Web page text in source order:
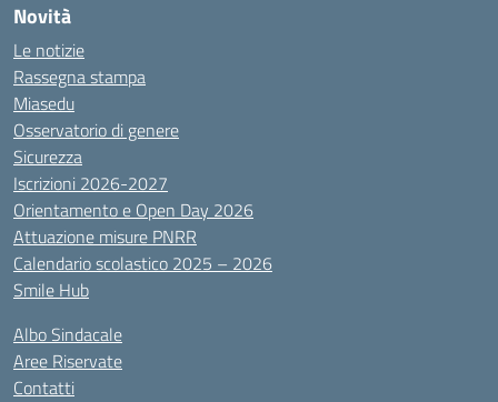
Novità
Le notizie
Rassegna stampa
Miasedu
Osservatorio di genere
Sicurezza
Iscrizioni 2026-2027
Orientamento e Open Day 2026
Attuazione misure PNRR
Calendario scolastico 2025 – 2026
Smile Hub
Albo Sindacale
Aree Riservate
Contatti